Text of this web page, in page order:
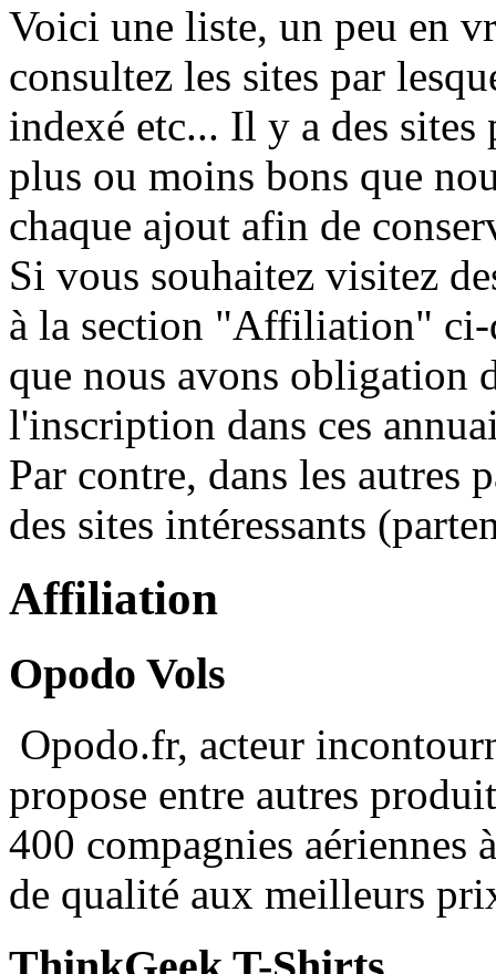
Voici une liste, un peu en
consultez les sites par
indexé etc... Il y a des sites
plus ou moins bons que
chaque ajout afin de
Si vous souhaitez visitez
à la section "Affiliation" ci-
que nous avons obligation
l'inscription dans ces
Par contre, dans les autres
des sites intéressants
Affiliation
Opodo Vols
Opodo.fr, acteur
propose entre autres
400 compagnies aériennes
de qualité aux meilleurs